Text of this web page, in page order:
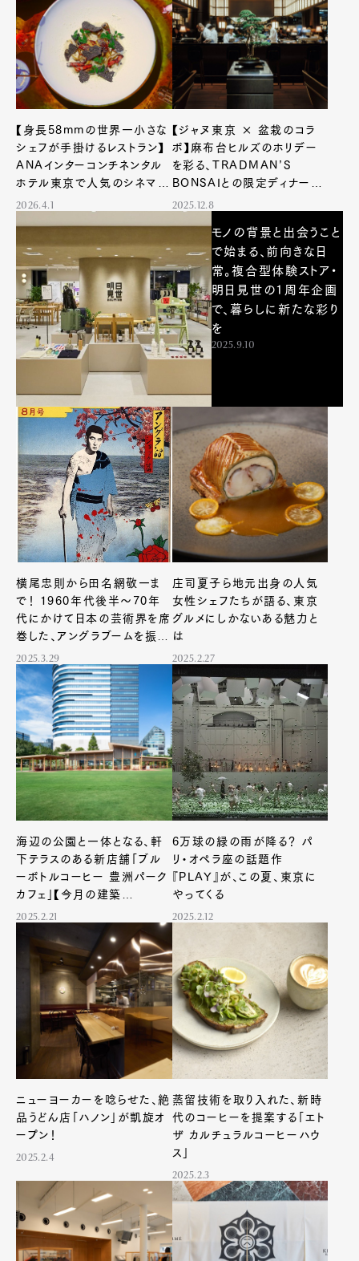
【身長58mmの世界一小さな
シェフが手掛けるレストラン】
ANAインターコンチネンタル
ホテル東京で人気のシネマ・
ダイニング「ル・プチシェフ」の
2026.4.1
【ジャヌ東京 × 盆栽のコラ
ボ】麻布台ヒルズのホリデー
を彩る、TRADMAN’S
BONSAIとの限定ディナーや
カクテルを展開！
2025.12.8
モノの背景と出会うこと
で始まる、前向きな日
常。複合型体験ストア・
明日見世の1周年企画
で、暮らしに新たな彩り
を
2025.9.10
横尾忠則から田名網敬一ま
で！ 1960年代後半〜70年
代にかけて日本の芸術界を席
巻した、アングラブームを振り
返る
2025.3.29
庄司夏子ら地元出身の人気
女性シェフたちが語る、東京
グルメにしかないある魅力と
は
2025.2.27
海辺の公園と一体となる、軒
下テラスのある新店舗「ブル
ーボトルコーヒー 豊洲パーク
カフェ」【今月の建築
ARCHITECTURE FILE
2025.2.21
6万球の緑の雨が降る？ パ
リ・オペラ座の話題作
『PLAY』が、この夏、東京に
やってくる
2025.2.12
ニューヨーカーを唸らせた、絶
品うどん店「ハノン」が凱旋オ
ープン！
2025.2.4
蒸留技術を取り入れた、新時
代のコーヒーを提案する「エト
ザ カルチュラルコーヒーハウ
ス」
2025.2.3